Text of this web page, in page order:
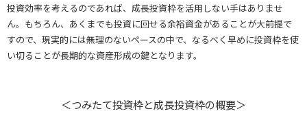
投資効率を考えるのであれば、成長投資枠を活用しない手はありませ
ん。もちろん、あくまでも投資に回せる余裕資金があることが大前提で
すので、現実的には無理のないペースの中で、なるべく早めに投資枠を使
い切ることが長期的な資産形成の鍵となります。
＜つみたて投資枠と成長投資枠の概要＞